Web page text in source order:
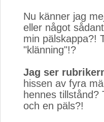
Nu känner jag
eller något
min pälskappa?!
"klänning"!?
Jag ser
hissen av fyra
hennes
och en päls?!